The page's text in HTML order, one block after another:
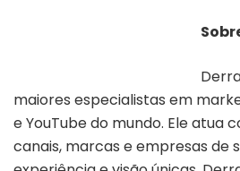
maiores especialistas em
e YouTube do mundo. Ele atua
canais, marcas e empresas de